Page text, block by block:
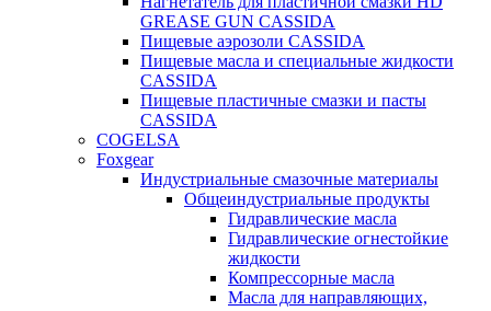
GREASE GUN CASSIDA
Пищевые аэрозоли CASSIDA
Пищевые масла и специальные жидкости
CASSIDA
Пищевые пластичные смазки и пасты
CASSIDA
COGELSA
Foxgear
Индустриальные смазочные материалы
Общеиндустриальные продукты
Гидравлические масла
Гидравлические огнестойкие
жидкости
Компрессорные масла
Масла для направляющих,